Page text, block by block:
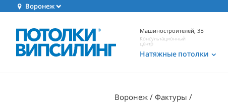
Воронеж
Машиностроителей, 3Б
Консультационный
центр
Натяжные потолки
Воронеж Фактуры